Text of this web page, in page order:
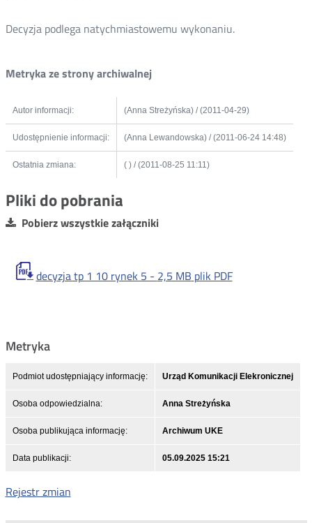
Decyzja podlega natychmiastowemu wykonaniu.
Metryka ze strony archiwalnej
Autor informacji: (Anna Streżyńska) / (2011-04-29)
Udostępnienie informacji: (Anna Lewandowska) / (2011-06-24 14:48)
Ostatnia zmiana: ( ) / (2011-08-25 11:11)
Pliki do pobrania
Pobierz wszystkie załączniki
decyzja tp 1 10 rynek 5 - 2,5 MB plik PDF
Metryka
Podmiot udostępniający informację: Urząd Komunikacji Elekronicznej
Osoba odpowiedzialna: Anna Streżyńska
Osoba publikująca informację: Archiwum UKE
Data publikacji: 05.09.2025 15:21
Rejestr zmian